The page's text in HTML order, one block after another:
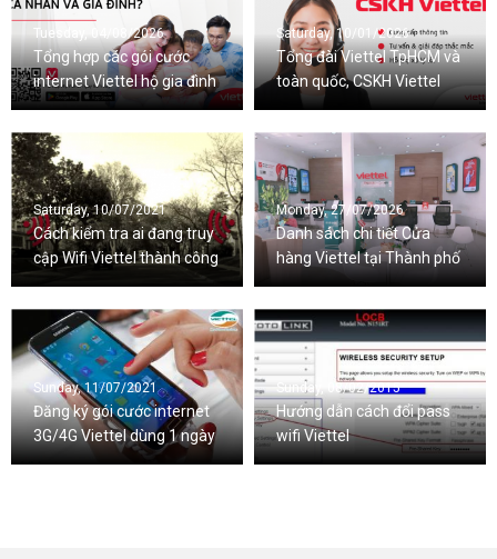
Tuesday, 04/08/2026
Tổng hợp các gói cước
internet Viettel hộ gia đình
mới nhất 2026
Saturday, 10/01/2026
Tổng đài Viettel TpHCM và
toàn quốc, CSKH Viettel
24/7
Saturday, 10/07/2021
Cách kiểm tra ai đang truy
cập Wifi Viettel thành công
100%
Monday, 27/07/2026
Danh sách chi tiết Cửa
hàng Viettel tại Thành phố
Hà Nội
Sunday, 11/07/2021
Đăng ký gói cước internet
3G/4G Viettel dùng 1 ngày
Sunday, 08/02/2015
Hướng dẫn cách đổi pass
wifi Viettel